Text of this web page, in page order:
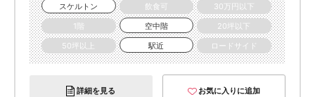
スケルトン
飲食可
30万円以下
1階
空中階
20坪以下
50坪以上
駅近 ロードサイド
詳細を見る お気に入りに追加